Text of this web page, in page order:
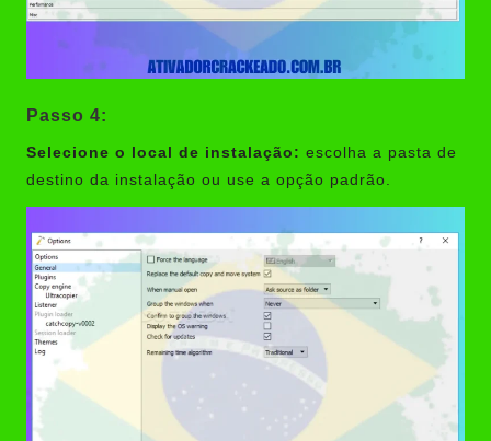
Passo 4:
Selecione o local de instalação: escolha a pasta de
destino da instalação ou use a opção padrão.